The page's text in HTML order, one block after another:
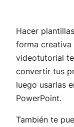
Hacer
forma creativa
videotutorial
convertir tus
luego usarlas
PowerPoint.
También te